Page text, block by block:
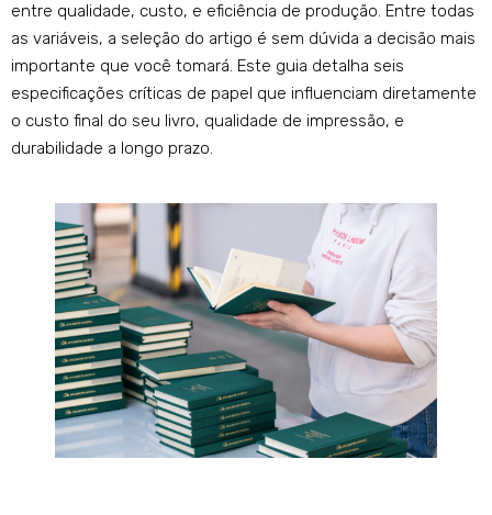
entre qualidade, custo, e eficiência de produção. Entre todas
as variáveis, a seleção do artigo é sem dúvida a decisão mais
importante que você tomará. Este guia detalha seis
especificações críticas de papel que influenciam diretamente
o custo final do seu livro, qualidade de impressão, e
durabilidade a longo prazo.